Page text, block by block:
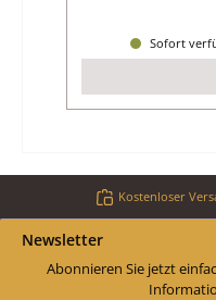
Sofort
Kostenloser
Newsletter
Abonnieren Sie jetzt